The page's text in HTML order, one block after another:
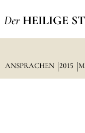
Der HEILIGE
ANSPRACHEN 2015